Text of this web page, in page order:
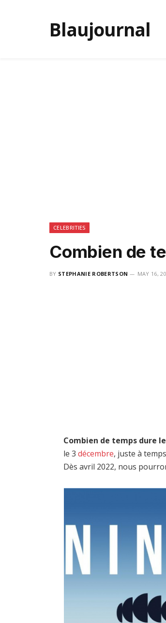
Blaujournal
CELEBRITIES
Combien de
BY STEPHANIE ROBERTSON MAY 16,
Combien de temps dure
le 3décembre, juste à
Dès avril 2022, nous